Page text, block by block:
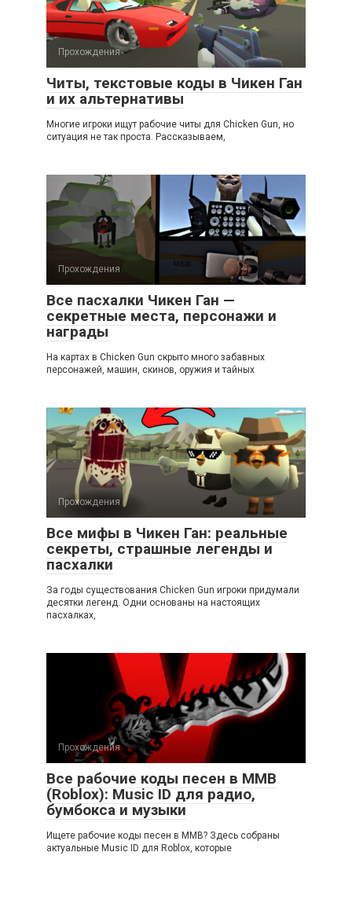
Прохождения
Читы, текстовые коды в Чикен Ган
и их альтернативы
Многие игроки ищут рабочие читы для Chicken Gun, но
ситуация не так проста. Рассказываем,
Прохождения
Все пасхалки Чикен Ган —
секретные места, персонажи и
награды
На картах в Chicken Gun скрыто много забавных
персонажей, машин, скинов, оружия и тайных
Прохождения
Все мифы в Чикен Ган: реальные
секреты, страшные легенды и
пасхалки
За годы существования Chicken Gun игроки придумали
десятки легенд. Одни основаны на настоящих
пасхалках,
Прохождения
Все рабочие коды песен в ММВ
(Roblox): Music ID для радио,
бумбокса и музыки
Ищете рабочие коды песен в ММВ? Здесь собраны
актуальные Music ID для Roblox, которые